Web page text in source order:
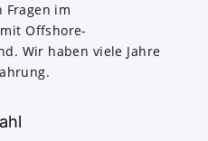
Fragen im
Offshore-
Wir haben viele Jahre